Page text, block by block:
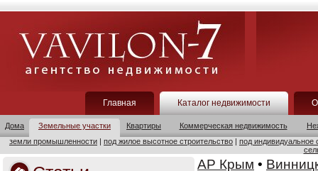
Главная Каталог недвижимости
Дома Земельные участки Квартиры Коммерческая недвижимость
земли промышленности | под жилое высотное строительство | под индивидуальное
АР Крым •